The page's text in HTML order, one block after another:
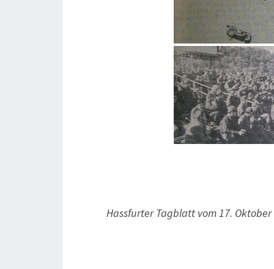
Hassfurter Tagblatt vom 17. Oktober